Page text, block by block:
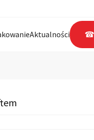
Aktualności